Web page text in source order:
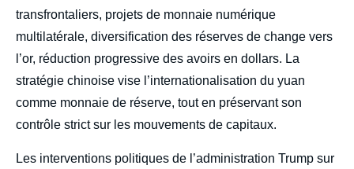
transfrontaliers, projets de monnaie numérique
multilatérale, diversification des réserves de change vers
l’or, réduction progressive des avoirs en dollars. La
stratégie chinoise vise l’internationalisation du yuan
comme monnaie de réserve, tout en préservant son
contrôle strict sur les mouvements de capitaux.
Les interventions politiques de l’administration Trump sur